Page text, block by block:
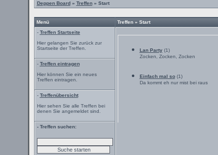
Deppen Board» Treffen» Start
Menü
Treffen » Start
- Treffen Startseite
Hier gelangen Sie zurück zur
Startseite der Treffen.
Lan Party(1)
Zocken, Zocken, Zocken
Einfach mal so(1)
Da kommt eh nur mist bei raus
- Treffen eintragen
Hier können Sie ein neues
Treffen eintragen.
- Treffenübersicht
Hier sehen Sie alle Treffen bei
denen Sie angemeldet sind.
- Treffen suchen: